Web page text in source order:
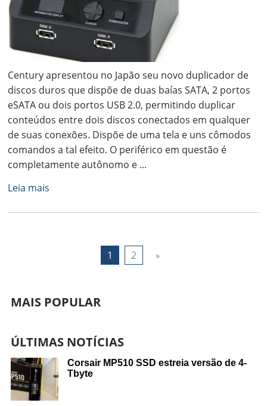
Century apresentou no Japão seu novo duplicador de
discos duros que dispõe de duas baías SATA, 2 portos
eSATA ou dois portos USB 2.0, permitindo duplicar
conteúdos entre dois discos conectados em qualquer
de suas conexões. Dispõe de uma tela e uns cômodos
comandos a tal efeito. O periférico em questão é
completamente autônomo e ...
Leia mais
1 2 »
MAIS POPULAR
ÚLTIMAS NOTÍCIAS
Corsair MP510 SSD estreia versão de 4-
Tbyte